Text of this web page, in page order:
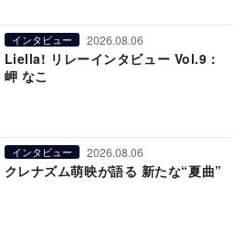
インタビュー 2026.08.06
Liella! リレーインタビュー Vol.9：
岬 なこ
インタビュー 2026.08.06
クレナズム萌映が語る 新たな“夏曲”